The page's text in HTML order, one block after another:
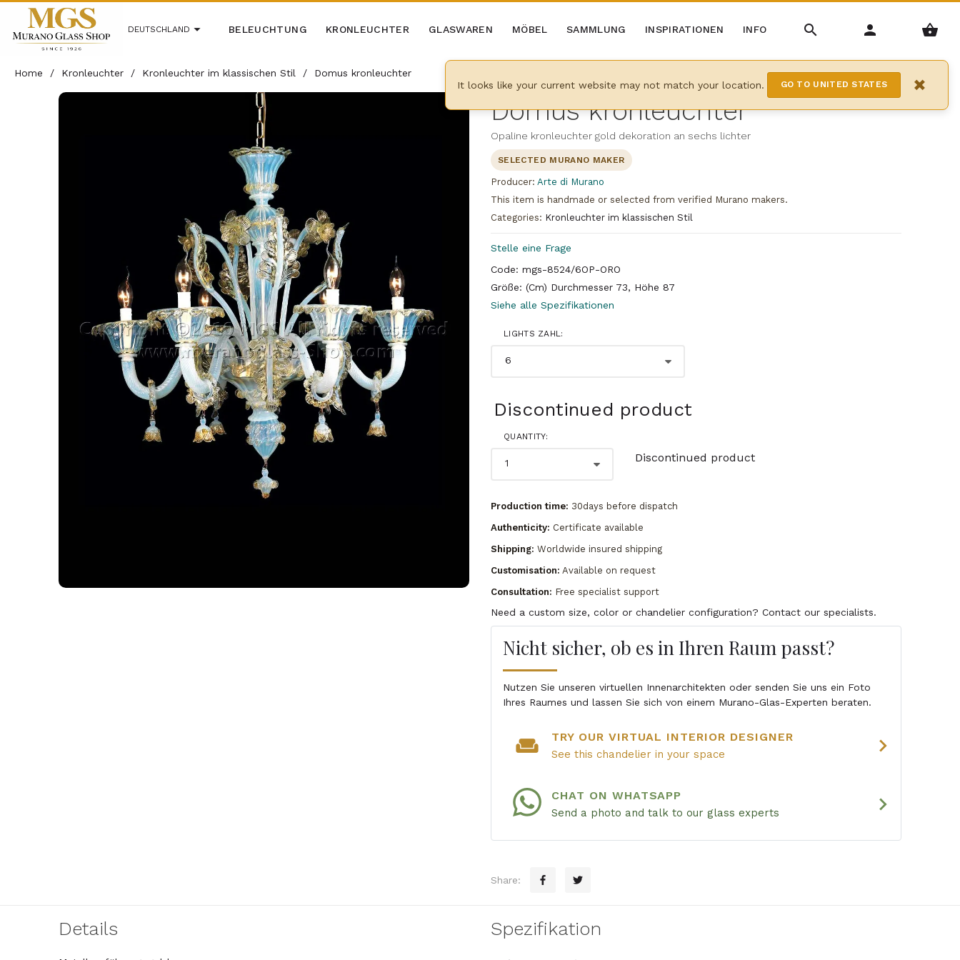
It looks like your current website may not match your location. GO TO UNITED STATES ×
DEUTSCHLAND BELEUCHTUNG KRONLEUCHTER GLASWAREN MÖBEL SAMMLUNG INSPIRATIONEN INFO
Home / Kronleuchter / Kronleuchter im klassischen Stil / Domus kronleuchter
Domus kronleuchter
Opaline kronleuchter gold dekoration an sechs lichter
SELECTED MURANO MAKER
Producer: Arte di Murano
This item is handmade or selected from verified Murano makers.
Categories: Kronleuchter im klassischen Stil
Stelle eine Frage
Code: mgs-8524/6OP-ORO
Größe: (Cm) Durchmesser 73, Höhe 87
Siehe alle Spezifikationen
LIGHTS ZAHL:
Discontinued product
QUANTITY:
Discontinued product
Production time: 30days before dispatch
Authenticity: Certificate available
Shipping: Worldwide insured shipping
Customisation: Available on request
Consultation: Free specialist support
Need a custom size, color or chandelier configuration? Contact our specialists.
Nicht sicher, ob es in Ihren Raum passt?
Nutzen Sie unseren virtuellen Innenarchitekten oder senden Sie uns ein Foto
Ihres Raumes und lassen Sie sich von einem Murano-Glas-Experten beraten.
weekend TRY OUR VIRTUAL INTERIOR DESIGNER
See this chandelier in your space chevron_right
CHAT ON WHATSAPP
Send a photo and talk to our glass experts chevron_right
Share:
Details Spezifikation